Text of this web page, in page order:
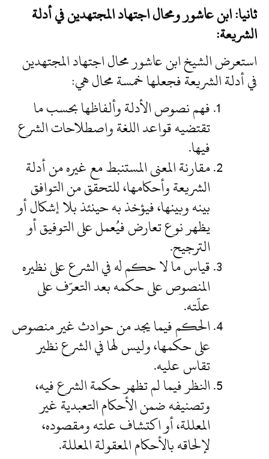
ثانيا: ابن عاشور ومحال اجتهاد المجتهدين في أدلة
الشريعة:
استعرض الشيخ ابن عاشور محال اجتهاد المجتهدين
في أدلة الشريعة فجعلها خمسة محال هي:
فهم نصوص الأدلة وألفاظها بحسب ما
تقتضيه قواعد اللغة واصطلاحات الشرع
فيها.
مقارنة المعنى المستنبط مع غيره من أدلة
الشريعة وأحكامها، للتحقق من التوافق
بينه وبينها، فيؤخذ به حينئذ بلا إشكال أو
يظهر نوع تعارض فيُعمل على التوفيق أو
الترجيح.
قياس ما لا حكم له في الشرع على نظيره
المنصوص على حكمه بعد التعرّف على
علّته.
الحكم فيما يجد من حوادث غير منصوص
على حكمها، وليس لها في الشرع نظير
تقاس عليه.
النظر فيما لم تظهر حكمة الشرع فيه،
وتصنيفه ضمن الأحكام التعبدية غير
المعللة، أو اكتشاف علته ومقصوده،
لإلحاقه بالأحكام المعقولة المعللة.